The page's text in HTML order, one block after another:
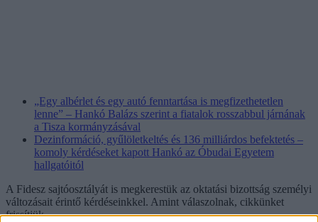
„Egy albérlet és egy autó fenntartása is megfizethetetlen
lenne” – Hankó Balázs szerint a fiatalok rosszabbul járnának
a Tisza kormányzásával
Dezinformáció, gyűlöletkeltés és 136 milliárdos befektetés –
komoly kérdéseket kapott Hankó az Óbudai Egyetem
hallgatóitól
A Fidesz sajtóosztályát is megkerestük az oktatási bizottság személyi
változásait érintő kérdéseinkkel. Amint válaszolnak, cikkünket
frissítjük.